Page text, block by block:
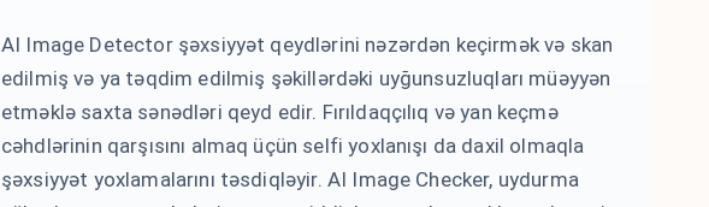
AI Image Detector şəxsiyyət qeydlərini nəzərdən keçirmək və skan
edilmiş və ya təqdim edilmiş şəkillərdəki uyğunsuzluqları müəyyən
etməklə saxta sənədləri qeyd edir. Fırıldaqçılıq və yan keçmə
cəhdlərinin qarşısını almaq üçün selfi yoxlanışı da daxil olmaqla
şəxsiyyət yoxlamalarını təsdiqləyir. AI Image Checker, uydurma